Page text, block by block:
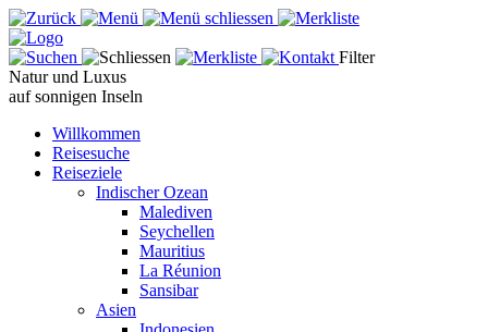
Filter
Natur und Luxus
auf sonnigen Inseln
Willkommen
Reisesuche
Reiseziele
Indischer Ozean
Malediven
Seychellen
Mauritius
La Réunion
Sansibar
Asien